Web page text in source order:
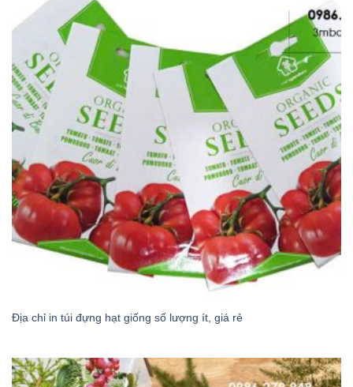
Địa chỉ in túi đựng hạt giống số lượng ít, giá rẻ